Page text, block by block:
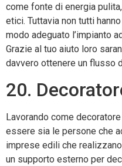
come fonte di energia
etici. Tuttavia non tutti
modo adeguato l’impianto
Grazie al tuo aiuto loro
davvero ottenere un flusso
20.
Lavorando come
essere sia le persone che
imprese edili che
un supporto esterno per